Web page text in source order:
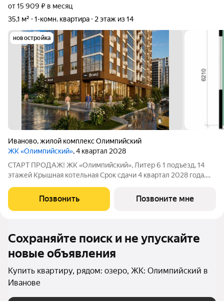
от 15 909 ₽ в месяц
35,1 м²
1-комн. квартира 2 этаж из 14
новостройка
Иваново,жилой комплекс Олимпийский
ЖК «Олимпийский», 4 квартал 2028
СТАРТ ПРОДАЖ! ЖК «Олимпийский», Литер 6 1 подъезд, 14
этажей Крышная котельная Срок сдачи 4 квартал 2028 года.
планировка? Звоните или пишите, чтобы узнать все
подробности. Больше планировок в
Позвонить Позвоните мне
Сохраняйте поиск и не упускайте
новые объявления
Купить квартиру, рядом: озеро, ЖК: Олимпийский в
Иванове